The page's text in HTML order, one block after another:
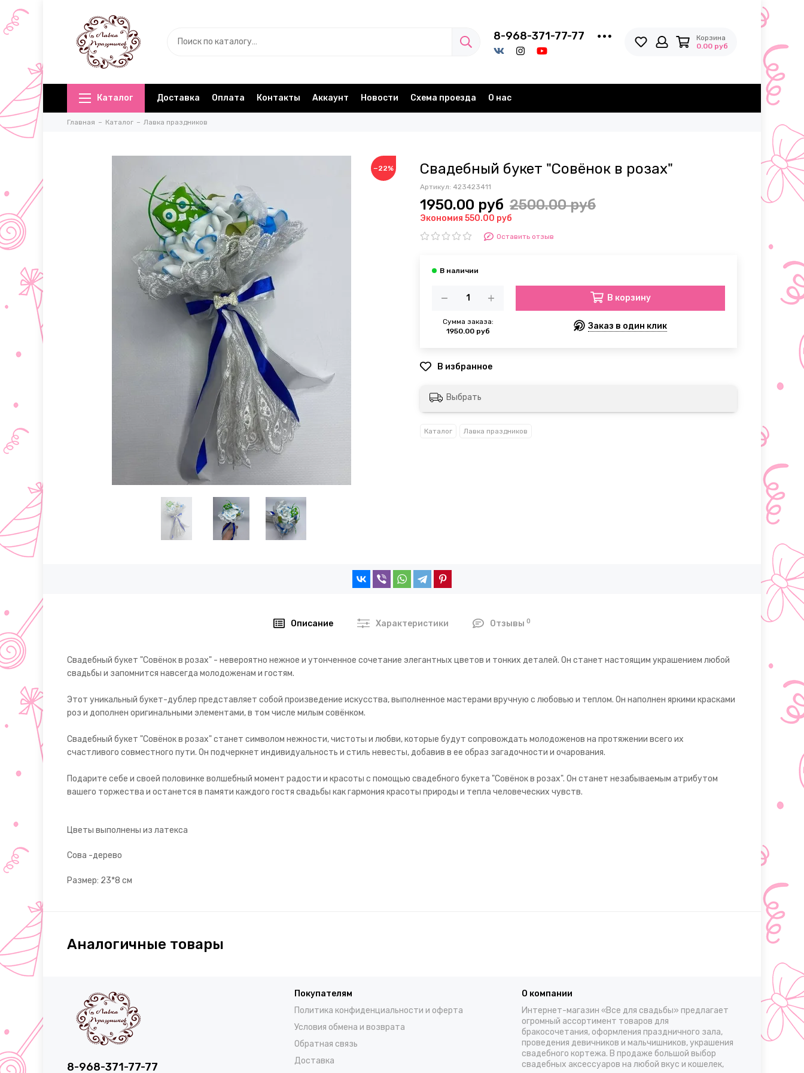
8-968-371-77-77
Корзина
0.00 руб
Каталог Доставка Оплата Контакты Аккаунт Новости Схема проезда О нас
Главная Каталог Лавка праздников
−22% Свадебный букет "Совёнок в розах"
Артикул: 423423411
1950.00 руб 2500.00 руб
Экономия 550.00 руб
Оставить отзыв
Сумма заказа:
1950.00 руб
В корзину
Заказ в один клик
Выбрать
Каталог Лавка праздников
Описание Характеристики Отзывы 0
Свадебный букет "Совёнок в розах" - невероятно нежное и утонченное сочетание элегантных цветов и тонких деталей. Он станет настоящим украшением любой
свадьбы и запомнится навсегда молодоженам и гостям.
Этот уникальный букет-дублер представляет собой произведение искусства, выполненное мастерами вручную с любовью и теплом. Он наполнен яркими красками
роз и дополнен оригинальными элементами, в том числе милым совёнком.
Свадебный букет "Совёнок в розах" станет символом нежности, чистоты и любви, которые будут сопровождать молодоженов на протяжении всего их
счастливого совместного пути. Он подчеркнет индивидуальность и стиль невесты, добавив в ее образ загадочности и очарования.
Подарите себе и своей половинке волшебный момент радости и красоты с помощью свадебного букета "Совёнок в розах". Он станет незабываемым атрибутом
вашего торжества и останется в памяти каждого гостя свадьбы как гармония красоты природы и тепла человеческих чувств.
Цветы выполнены из латекса
Сова -дерево
Размер: 23*8 см
Аналогичные товары
8-968-371-77-77
Покупателям
Политика конфиденциальности и оферта
Условия обмена и возврата
Обратная связь
Доставка
О компании
Интернет-магазин «Все для свадьбы» предлагает
огромный ассортимент товаров для
бракосочетания, оформления праздничного зала,
проведения девичников и мальчишников, украшения
свадебного кортежа. В продаже большой выбор
свадебных аксессуаров на любой вкус и кошелек,